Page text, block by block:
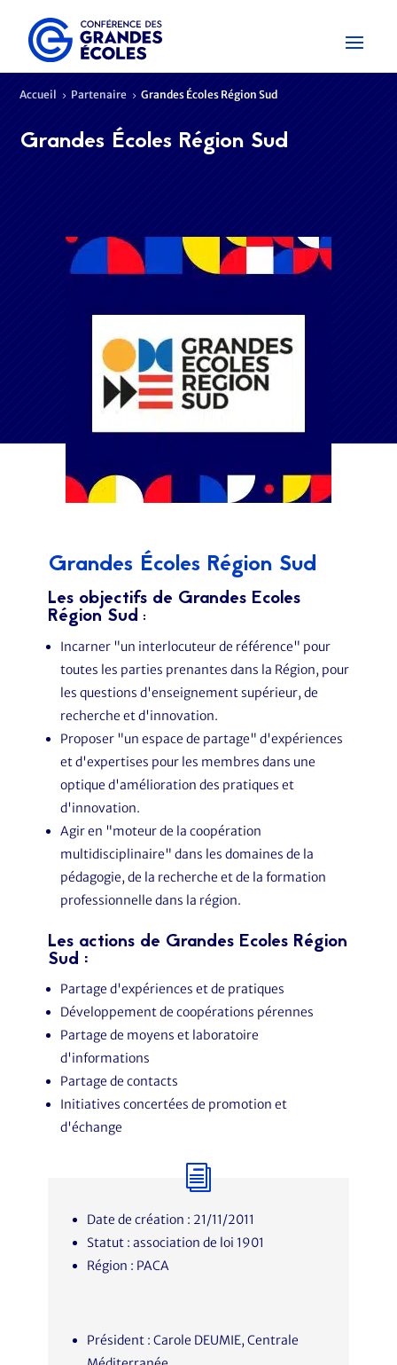
Accueil 5 Partenaire 5 Grandes Écoles Région Sud
Grandes Écoles Région Sud
Grandes Écoles Région Sud
Les objectifs de Grandes Ecoles
Région Sud :
Incarner "un interlocuteur de référence" pour
toutes les parties prenantes dans la Région, pour
les questions d'enseignement supérieur, de
recherche et d'innovation.
Proposer "un espace de partage" d'expériences
et d'expertises pour les membres dans une
optique d'amélioration des pratiques et
d'innovation.
Agir en "moteur de la coopération
multidisciplinaire" dans les domaines de la
pédagogie, de la recherche et de la formation
professionnelle dans la région.
Les actions de Grandes Ecoles Région
Sud :
Partage d'expériences et de pratiques
Développement de coopérations pérennes
Partage de moyens et laboratoire
d'informations
Partage de contacts
Initiatives concertées de promotion et
d'échange
Date de création : 21/11/2011
Statut : association de loi 1901
Région : PACA
Président : Carole DEUMIE, Centrale